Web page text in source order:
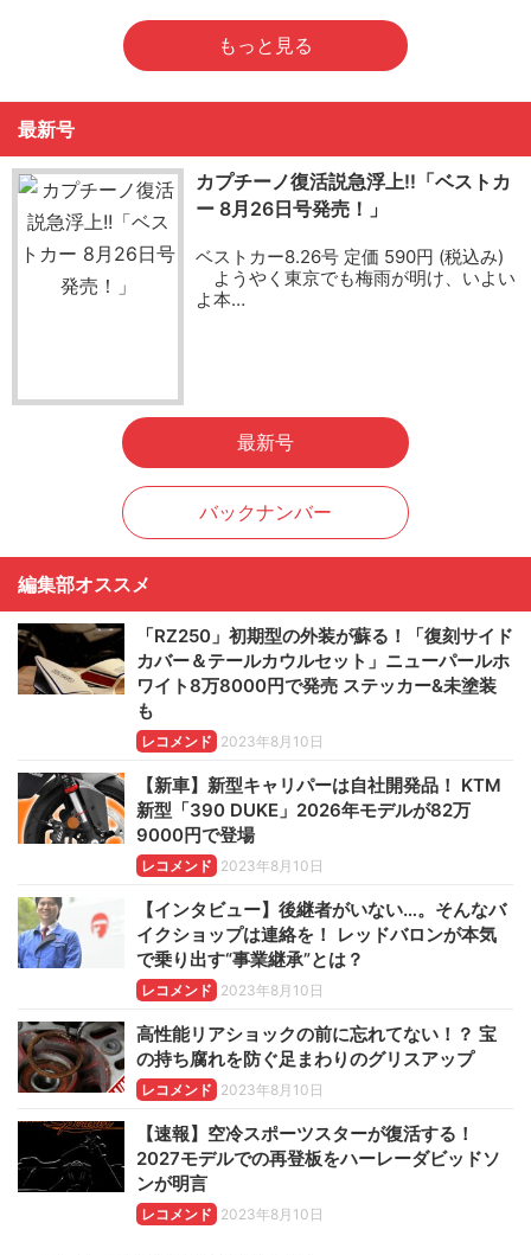
もっと見る
最新号
カプチーノ復活説急浮上!!「ベストカ
ー 8月26日号発売！」
ベストカー8.26号 定価 590円 (税込み)
ようやく東京でも梅雨が明け、いよい
よ本…
最新号
バックナンバー
編集部オススメ
「RZ250」初期型の外装が蘇る！「復刻サイド
カバー＆テールカウルセット」ニューパールホ
ワイト8万8000円で発売 ステッカー&未塗装
も
レコメンド 2023年8月10日
【新車】新型キャリパーは自社開発品！ KTM
新型「390 DUKE」2026年モデルが82万
9000円で登場
レコメンド 2023年8月10日
【インタビュー】後継者がいない…。そんなバ
イクショップは連絡を！ レッドバロンが本気
で乗り出す“事業継承”とは？
レコメンド 2023年8月10日
高性能リアショックの前に忘れてない！？ 宝
の持ち腐れを防ぐ足まわりのグリスアップ
レコメンド 2023年8月10日
【速報】空冷スポーツスターが復活する！
2027モデルでの再登板をハーレーダビッドソ
ンが明言
レコメンド 2023年8月10日